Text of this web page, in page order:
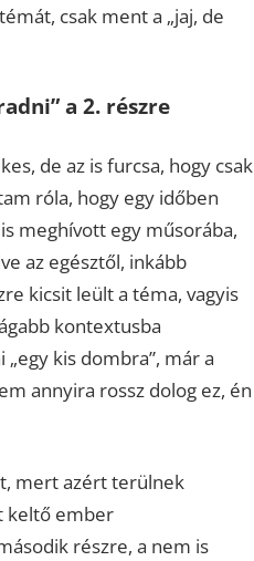
csak ment a „jaj, de
a 2. részre
de az is furcsa, hogy csak
róla, hogy egy időben
meghívott egy műsorába,
az egésztől, inkább
kicsit leült a téma, vagyis
kontextusba
kis dombra”, már a
annyira rossz dolog ez, én
mert azért terülnek
keltő ember
részre, a nem is